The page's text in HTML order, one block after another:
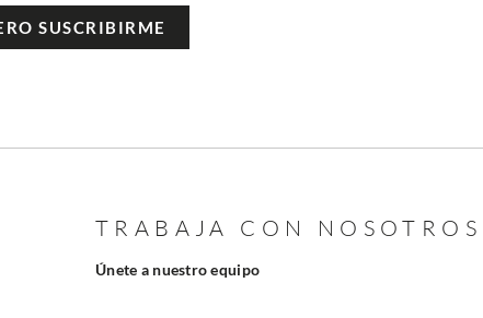
SUSCRIBIRME
TRABAJA CON NOSOTROS
Únete a nuestro equipo